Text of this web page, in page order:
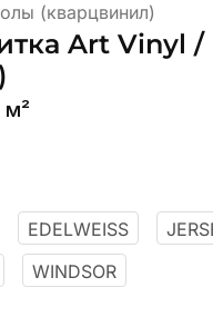
(кварцвинил)
Art Vinyl /
м²
EDELWEISS
WINDSOR